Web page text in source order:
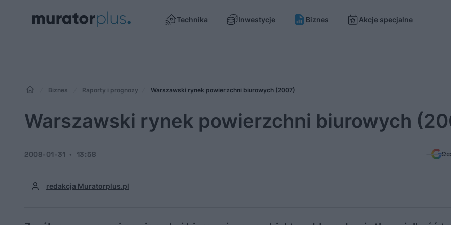
Technika Inwestycje Biznes Akcje specjalne
Biznes Raporty i prognozy Warszawski rynek powierzchni biurowych (2007)
Warszawski rynek powierzchni biurowych
redakcja Muratorplus.pl
2008-01-31 13:58